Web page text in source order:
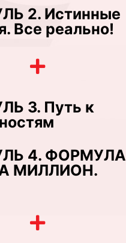
2. Истинные
Все реально!
3. Путь к
4. ФОРМУЛА
МИЛЛИОН.